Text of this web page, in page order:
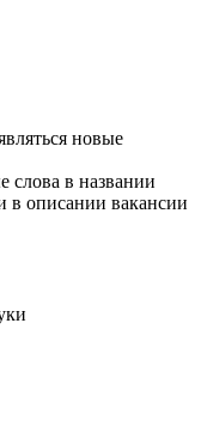
новые
слова в названии
в описании вакансии